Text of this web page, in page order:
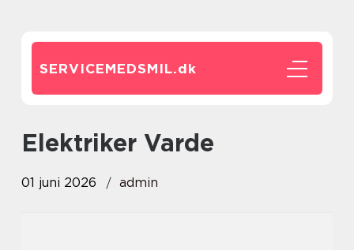
SERVICEMEDSMIL.dk
elektriker Varde
01 juni 2026 admin